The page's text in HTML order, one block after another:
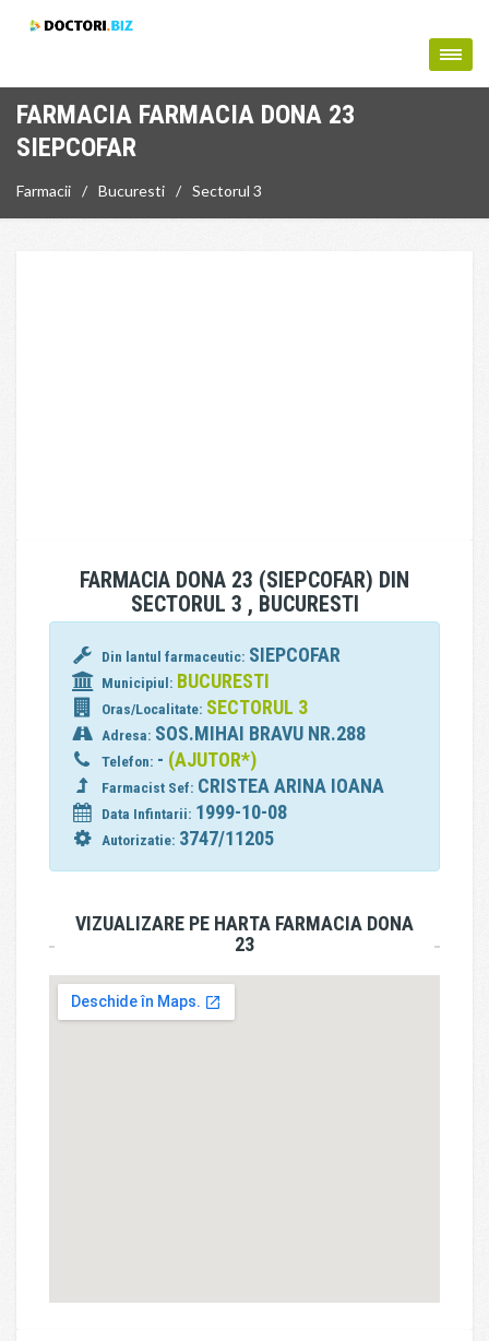
FARMACIA FARMACIA DONA 23
SIEPCOFAR
Farmacii Bucuresti Sectorul 3
FARMACIA DONA 23 (SIEPCOFAR) DIN
SECTORUL 3 , BUCURESTI
Din lantul farmaceutic: SIEPCOFAR
Municipiul: BUCURESTI
Oras/Localitate: SECTORUL 3
Adresa: SOS.MIHAI BRAVU NR.288
Telefon: - (AJUTOR*)
Farmacist Sef: CRISTEA ARINA IOANA
Data Infintarii: 1999-10-08
Autorizatie: 3747/11205
VIZUALIZARE PE HARTA FARMACIA DONA
23